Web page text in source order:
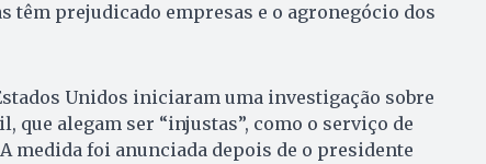
têm prejudicado empresas e o agronegócio dos
Unidos iniciaram uma investigação sobre
que alegam ser “injustas”, como o serviço de
medida foi anunciada depois de o presidente